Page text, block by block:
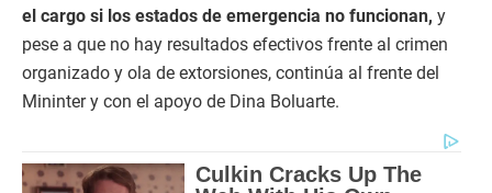
el cargo si los estados de emergencia no funcionan, y
pese a que no hay resultados efectivos frente al crimen
organizado y ola de extorsiones, continúa al frente del
Mininter y con el apoyo de Dina Boluarte.